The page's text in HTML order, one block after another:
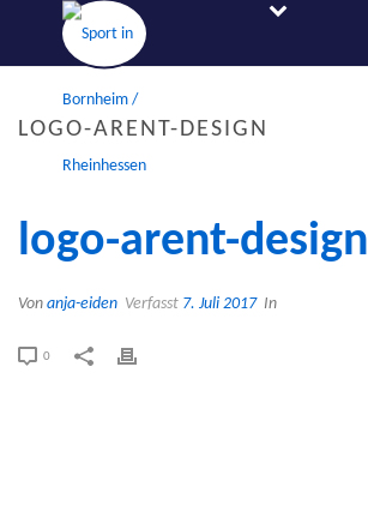
LOGO-ARENT-DESIGN
logo-arent-design
Von anja-eiden Verfasst 7. Juli 2017 In
0